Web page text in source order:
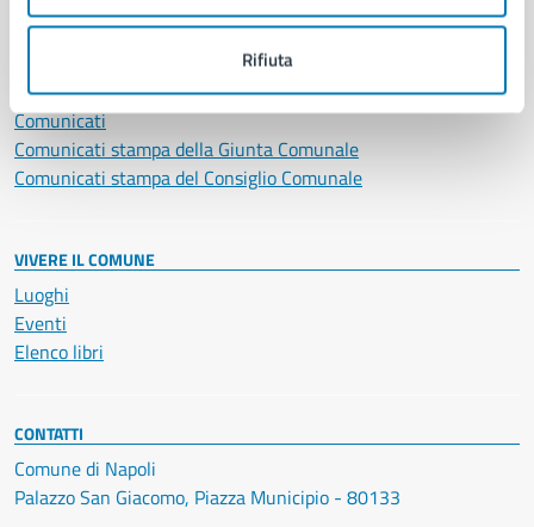
Rifiuta
NOVITÀ
Avvisi
Comunicati
Comunicati stampa della Giunta Comunale
Comunicati stampa del Consiglio Comunale
VIVERE IL COMUNE
Luoghi
Eventi
Elenco libri
CONTATTI
Comune di Napoli
Palazzo San Giacomo, Piazza Municipio - 80133